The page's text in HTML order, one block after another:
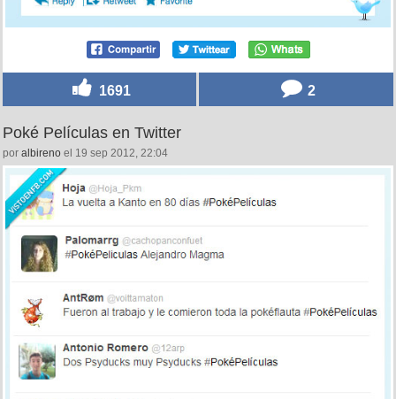
1691 2
Poké Películas en Twitter
por albireno el 19 sep 2012, 22:04